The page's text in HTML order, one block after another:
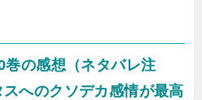
巻の感想（ネタバレ注
へのクソデカ感情が最高